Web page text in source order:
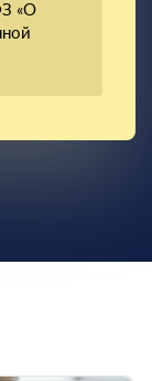
«О